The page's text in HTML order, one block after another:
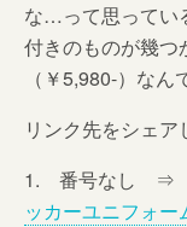
な…って思ってい
付きのものが幾つ
（￥5,980-）な
リンク先をシェ
1. 番号なし ⇒
ッカーユニフォー